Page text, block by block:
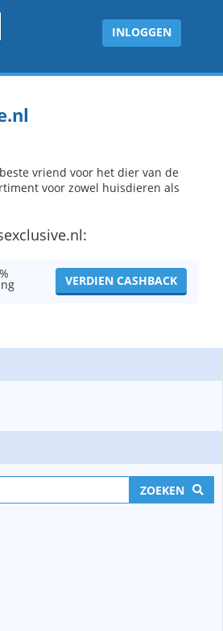
INLOGGEN
vriend voor het dier van de
voor zowel huisdieren als
VERDIEN CASHBACK
ZOEKEN